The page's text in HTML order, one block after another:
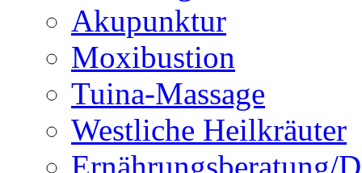
Akupunktur
Moxibustion
Tuina-Massage
Westliche Heilkräuter
Ernährungsberatung/